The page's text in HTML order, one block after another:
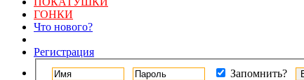
ГОНКИ
Что нового?
Регистрация
Запомнить?